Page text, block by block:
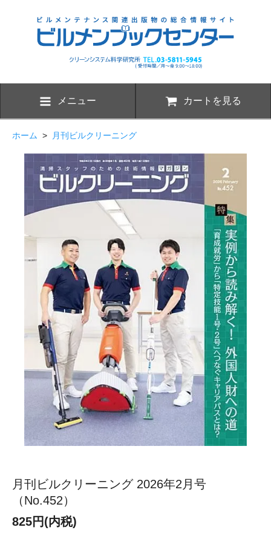
メニュー カートを見る
ホーム > 月刊ビルクリーニング
月刊ビルクリーニング 2026年2月号
（No.452）
825円(内税)